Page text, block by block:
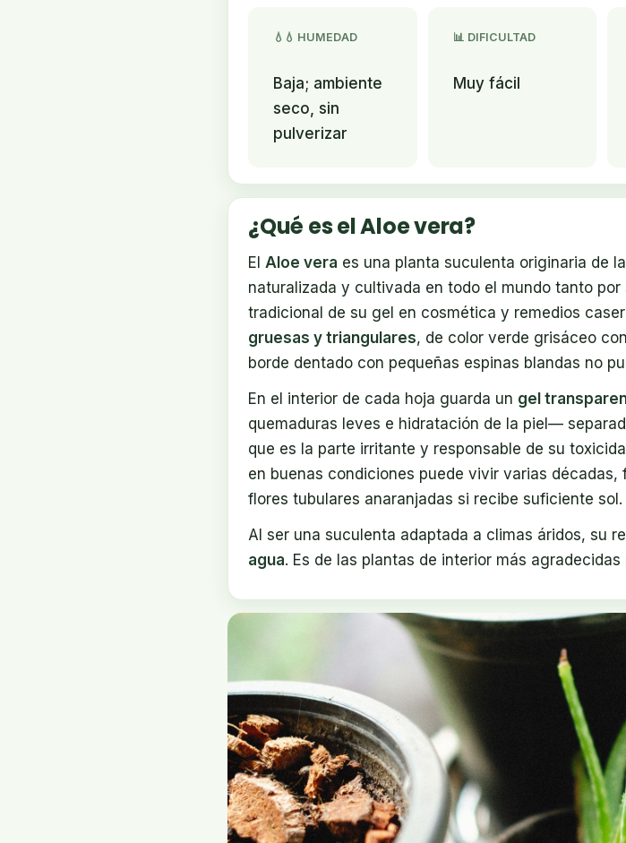
💧💧 HUMEDAD
Baja; ambiente
seco, sin
pulverizar
📊 DIFICULTAD
Muy fácil
¿Qué es el Aloe vera?
El Aloe vera es una planta suculenta originaria de la
naturalizada y cultivada en todo el mundo tanto
tradicional de su gel en cosmética y remedios
gruesas y triangulares, de color verde grisáceo
borde dentado con pequeñas espinas blandas no
En el interior de cada hoja guarda un gel
quemaduras leves e hidratación de la piel—
que es la parte irritante y responsable de su
en buenas condiciones puede vivir varias
flores tubulares anaranjadas si recibe suficiente sol.
Al ser una suculenta adaptada a climas áridos, su
agua. Es de las plantas de interior más